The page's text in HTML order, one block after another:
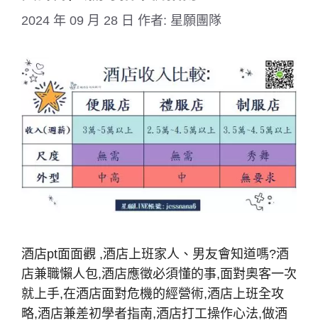
2024 年 09 月 28 日 作者: 星願團隊
酒店pt面面觀 ,酒店上班家人、男友會知道嗎?酒
店兼職懶人包,酒店應徵必須懂的事,面對奧客一次
就上手,在酒店面對危機的經營術,酒店上班全攻
略,酒店兼差初學者指南,酒店打工操作心法,做酒